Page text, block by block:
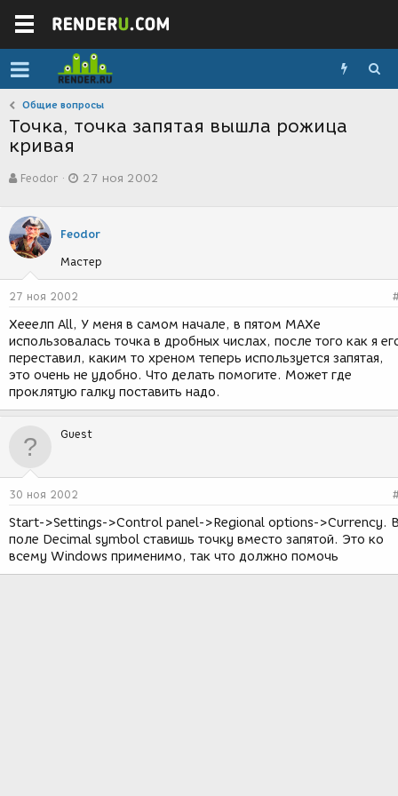
Общие вопросы
Точка, точка запятая вышла рожица
кривая
в
о
р
т
е
м
ы
Feodor
а
с
з
д
и
я
27 ноя 2002
Feodor
Мастер
27 ноя 2002
Хееелп All, У меня в самом начале, в пятом МАХе
использовалась точка в дробных числах, после того как я
переставил, каким то хреном теперь используется запятая,
это очень не удобно. Что делать помогите. Может где
проклятую галку поставить надо.
Guest
30 ноя 2002
Start->Settings->Control panel->Regional options->Currency.
поле Decimal symbol ставишь точку вместо запятой. Это ко
всему Windows применимо, так что должно помочь